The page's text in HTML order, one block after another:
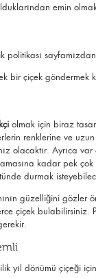
emin
politikası
bir çiçek göndermek
olmak için biraz
renklerine ve
olacaktır. Ayrıca
kadar pek
durmak
güzelliğini
çiçek bulabilirsiniz.
yıl dönümü çiçeği